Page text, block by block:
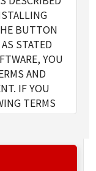
BUTTON
STATED
YOU
AND
IF YOU
TERMS
DO
and non-